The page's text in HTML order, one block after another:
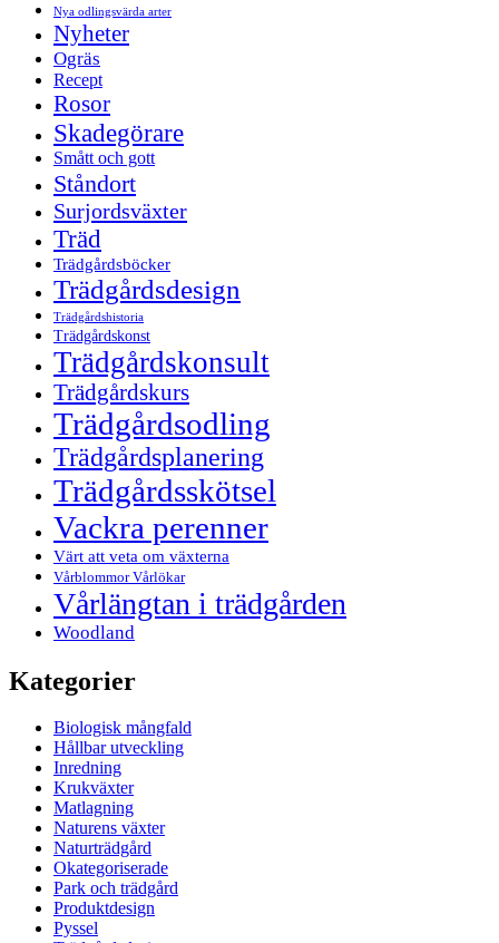
Nya odlingsvärda arter
Nyheter
Ogräs
Recept
Rosor
Skadegörare
Smått och gott
Ståndort
Surjordsväxter
Träd
Trädgårdsböcker
Trädgårdsdesign
Trädgårdshistoria
Trädgårdskonst
Trädgårdskonsult
Trädgårdskurs
Trädgårdsodling
Trädgårdsplanering
Trädgårdsskötsel
Vackra perenner
Värt att veta om växterna
Vårblommor Vårlökar
Vårlängtan i trädgården
Woodland
Kategorier
Biologisk mångfald
Hållbar utveckling
Inredning
Krukväxter
Matlagning
Naturens växter
Naturträdgård
Okategoriserade
Park och trädgård
Produktdesign
Pyssel